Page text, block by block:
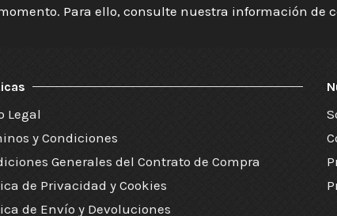
Para ello, consulte nuestra información de
Legal
y Condiciones
Generales del Contrato de Compra
de Privacidad y Cookies
de Envío y Devoluciones